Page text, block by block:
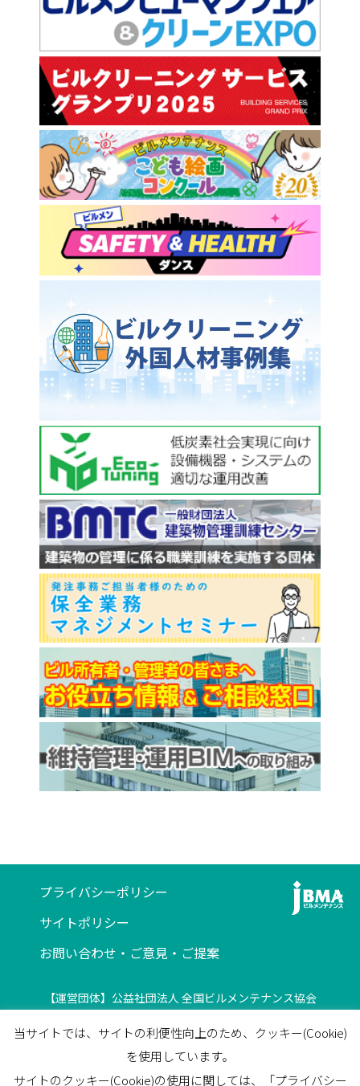
プライバシーポリシー
サイトポリシー
お問い合わせ・ご意見・ご提案
【運営団体】公益社団法人 全国ビルメンテナンス協会
ビルメンテナンス会館5F
03-3805-7560 / FAX 03-3805-7561
当サイトでは、サイトの利便性向上のため、クッキー(Cookie)
を使用しています。
サイトのクッキー(Cookie)の使用に関しては、「プライバシー